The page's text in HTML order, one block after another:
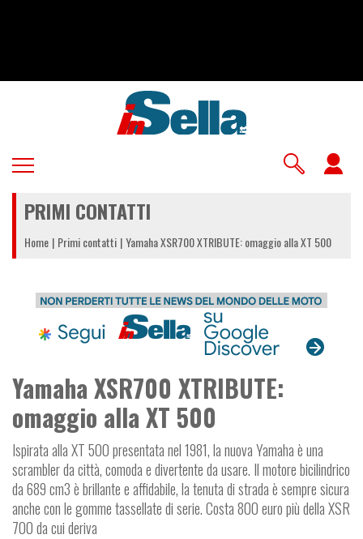
PRIMI CONTATTI
Home Primi contatti Yamaha XSR700 XTRIBUTE: omaggio alla XT 500
Yamaha XSR700 XTRIBUTE:
omaggio alla XT 500
Ispirata alla XT 500 presentata nel 1981, la nuova Yamaha è una
scrambler da città, comoda e divertente da usare. Il motore bicilindrico
da 689 cm3 è brillante e affidabile, la tenuta di strada è sempre sicura
anche con le gomme tassellate di serie. Costa 800 euro più della XSR
700 da cui deriva